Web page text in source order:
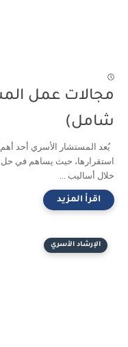
مجالات عمل
شامل)
يُعد المستشار الأسري أحد
استقرارها، حيث يساهم في حل
خلال أساليب ...
الإرشاد الأسري